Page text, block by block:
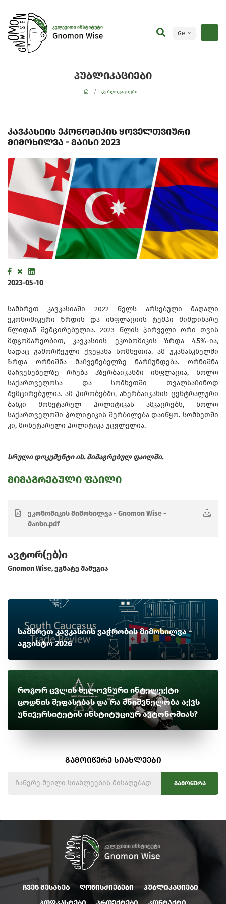
Ge
პუბლიკაციები
პუბლიკაციები
კავკასიის ეკონომიკის ყოველთვიური
მიმოხილვა - მაისი 2023
2023-05-10
სამხრეთ კავკასიაში 2022 წელს არსებული მაღალი
ეკონომიკური ზრდის და ინფლაციის ტემპი მიმდინარე
წლიდან შემცირებულია. 2023 წლის პირველი ორი თვის
მდგომარეობით, კავკასიის ეკონომიკის ზრდა 4.5%-ია,
სადაც გამორჩეული ქვეყანა სომხეთია. ამ უკანასკნელში
ზრდა ორნიშნა მაჩვენებელზე ნარჩუნდება. ორნიშნა
მაჩვენებელზე რჩება აზერბაიჯანში ინფლაცია, ხოლო
საქართველოსა და სომხეთში თვალსაჩინოდ
შემცირებულია. ამ პირობებში, აზერბაიჯანის ცენტრალური
ბანკი მონეტარულ პოლიტიკას ამკაცრებს, ხოლო
საქართველოში პოლიტიკის შერბილება დაიწყო. სომხეთში
კი, მონეტარული პოლიტიკა უცვლელია.
სრული დოკუმენტი იხ. მიმაგრებულ ფაილში.
მიმაგრებული ფაილი
ეკონომიკის მიმოხილვა - Gnomon Wise -
მაისი.pdf
ავტორ(ებ)ი
Gnomon Wise, ეგნატე შამუგია
სამხრეთ კავკასიის ვაჭრობის მიმოხილვა -
აგვისტო 2026
როგორ ცვლის ხელოვნური ინტელექტი
ცოდნის შეფასებას და რა მნიშვნელობა აქვს
უნივერსიტეტის ინსტიტუციურ ავტონომიას?
გამოიწერე სიახლეები
გამოწერა
ჩვენ შესახებ ღონისძიებები
პუბლიკაციები